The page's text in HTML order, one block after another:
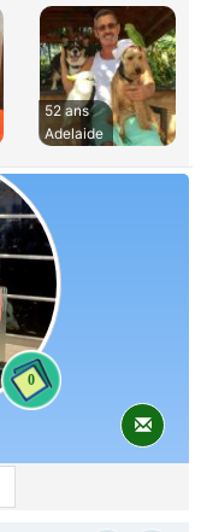
52 ans
Adelaide
0